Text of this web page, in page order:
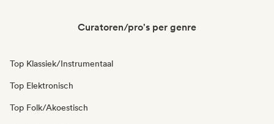
Curatoren/pro's per genre
Top Klassiek/Instrumentaal
Top Elektronisch
Top Folk/Akoestisch